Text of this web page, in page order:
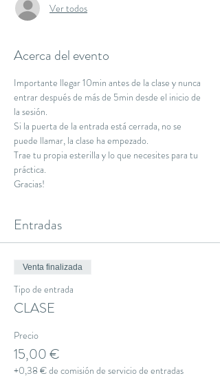
Ver todos
Acerca del evento
Importante llegar 10min antes de la clase y nunca
entrar después de más de 5min desde el inicio de
la sesión.
Si la puerta de la entrada está cerrada, no se
puede llamar, la clase ha empezado.
Trae tu propia esterilla y lo que necesites para tu
práctica.
Gracias!
Entradas
Venta finalizada
Tipo de entrada
CLASE
Precio
15,00 €
+0,38 € de comisión de servicio de entradas